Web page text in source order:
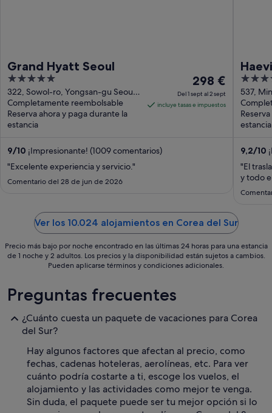
Grand Hyatt Seoul
5
out
of
5
322, Sowol-ro, Yongsan-gu Seoul
Seoul
Completamente reembolsable
Reserva ahora y paga durante la
estancia
El
precio
es
2
sept
298 €
Del 1 sept al 2 sept
incluye tasas e impuestos
9/10 ¡Impresionante! (1009 comentarios)
"Excelente experiencia y servicio."
Comentario del 28 de jun de 2026
5
out
of
5
537,
myeon
estancia
9,2/10
"El
y todo
Ver los 10.024 alojamientos en Corea del Sur
Precio más bajo por noche encontrado en las últimas 24 horas para una estancia
de 1 noche y 2 adultos. Los precios y la disponibilidad están sujetos a cambios.
Pueden aplicarse términos y condiciones adicionales.
Preguntas frecuentes
¿Cuánto cuesta un paquete de vacaciones para Corea
del Sur?
Hay algunos factores que afectan al precio, como
fechas, cadenas hoteleras, aerolíneas, etc. Para ver
cuánto podría costarte a ti, escoge los vuelos, el
alojamiento y las actividades como mejor te venga.
Sin duda, el paquete puede ser tu mejor opción si lo